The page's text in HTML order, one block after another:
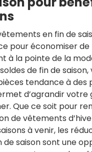
en fin de
pour économiser de
à la pointe de la
de fin de saison,
tendance à des
d’agrandir
Que ce soit pour
de vêtements
à venir, les
saison sont une